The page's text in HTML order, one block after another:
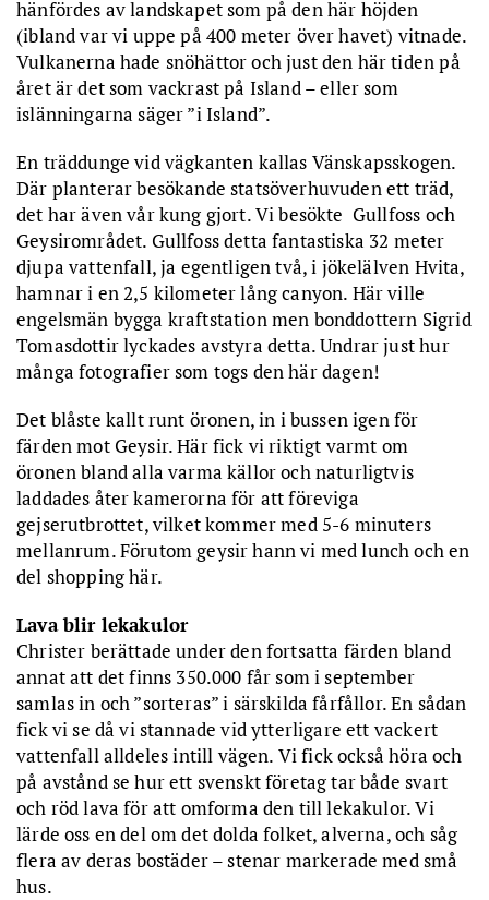
hänfördes av landskapet som på den här höjden
(ibland var vi uppe på 400 meter över havet) vitnade.
Vulkanerna hade snöhättor och just den här tiden på
året är det som vackrast på Island – eller som
islänningarna säger ”i Island”.
En träddunge vid vägkanten kallas Vänskapsskogen.
Där planterar besökande statsöverhuvuden ett träd,
det har även vår kung gjort. Vi besökte Gullfoss och
Geysirområdet. Gullfoss detta fantastiska 32 meter
djupa vattenfall, ja egentligen två, i jökelälven Hvita,
hamnar i en 2,5 kilometer lång canyon. Här ville
engelsmän bygga kraftstation men bonddottern Sigrid
Tomasdottir lyckades avstyra detta. Undrar just hur
många fotografier som togs den här dagen!
Det blåste kallt runt öronen, in i bussen igen för
färden mot Geysir. Här fick vi riktigt varmt om
öronen bland alla varma källor och naturligtvis
laddades åter kamerorna för att föreviga
gejserutbrottet, vilket kommer med 5-6 minuters
mellanrum. Förutom geysir hann vi med lunch och en
del shopping här.
Lava blir lekakulor
Christer berättade under den fortsatta färden bland
annat att det finns 350.000 får som i september
samlas in och ”sorteras” i särskilda fårfållor. En sådan
fick vi se då vi stannade vid ytterligare ett vackert
vattenfall alldeles intill vägen. Vi fick också höra och
på avstånd se hur ett svenskt företag tar både svart
och röd lava för att omforma den till lekakulor. Vi
lärde oss en del om det dolda folket, alverna, och såg
flera av deras bostäder – stenar markerade med små
hus.